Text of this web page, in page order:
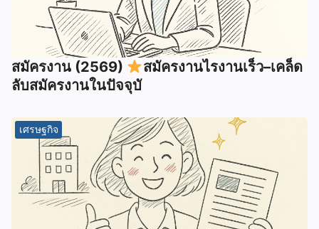
สมัครงาน (2569)
สมัครงานไรงานเร็ว–เคล็ด
ลับสมัครงานในปัจจุบั
เศรษฐกิจ